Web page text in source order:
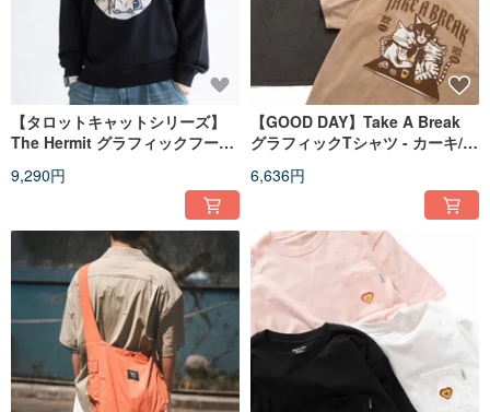
【タロットキャットシリーズ】
The Hermit グラフィックフーデ
(ZW534)
9,290円
【GOOD DAY】Take A Break
グラフィックTシャツ - カーキ//
6,636円